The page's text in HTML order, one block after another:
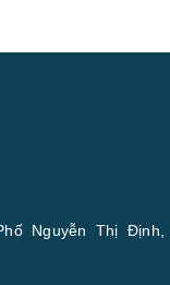
Nguyễn Thị Định,